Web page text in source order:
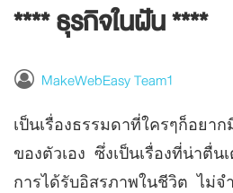
**** ธุรกิจในฝัน ****
MakeWebEasy Team1
เป็นเรื่องธรรมดาที่ใครๆก็อยา
ของตัวเอง ซึ่งเป็นเรื่องที่น่าตื่น
การได้รับอิสรภาพในชีวิต ไม่จ